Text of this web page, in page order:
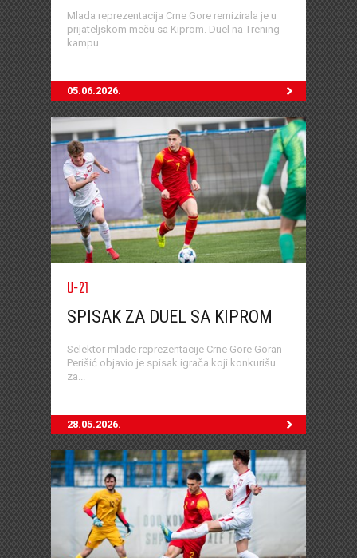
Mlada reprezentacija Crne Gore remizirala je u
prijateljskom meču sa Kiprom. Duel na Trening
kampu...
05.06.2026.
U-21
SPISAK ZA DUEL SA KIPROM
Selektor mlade reprezentacije Crne Gore Goran
Perišić objavio je spisak igrača koji konkurišu
za...
28.05.2026.